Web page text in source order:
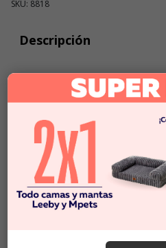
SKU: 8818
Descripción
En Stock
Añadir